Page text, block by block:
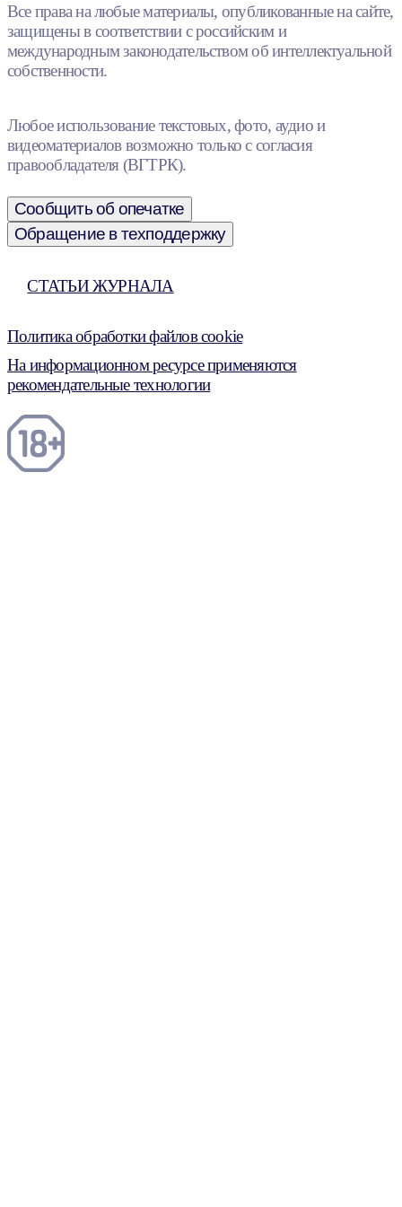
Все права на любые материалы, опубликованные на сайте,
защищены в соответствии с российским и
международным законодательством об интеллектуальной
собственности.
Любое использование текстовых, фото, аудио и
видеоматериалов возможно только с согласия
правообладателя (ВГТРК).
Сообщить об опечатке
Обращение в техподдержку
СТАТЬИ ЖУРНАЛА
Политика обработки файлов cookie
На информационном ресурсе применяются
рекомендательные технологии